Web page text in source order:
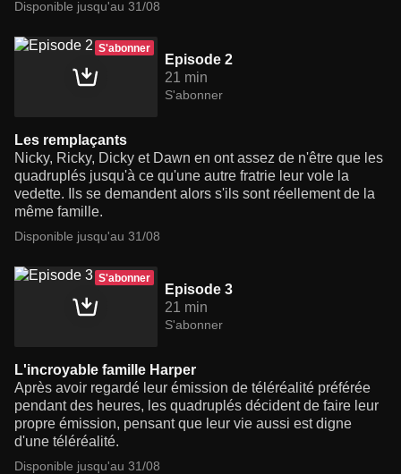
Disponible jusqu'au 31/08
S'abonner
Episode 2
21 min
S'abonner
Les remplaçants
Nicky, Ricky, Dicky et Dawn en ont assez de n'être que les
quadruplés jusqu'à ce qu'une autre fratrie leur vole la
vedette. Ils se demandent alors s'ils sont réellement de la
même famille.
Disponible jusqu'au 31/08
S'abonner
Episode 3
21 min
S'abonner
L'incroyable famille Harper
Après avoir regardé leur émission de téléréalité préférée
pendant des heures, les quadruplés décident de faire leur
propre émission, pensant que leur vie aussi est digne
d'une téléréalité.
Disponible jusqu'au 31/08